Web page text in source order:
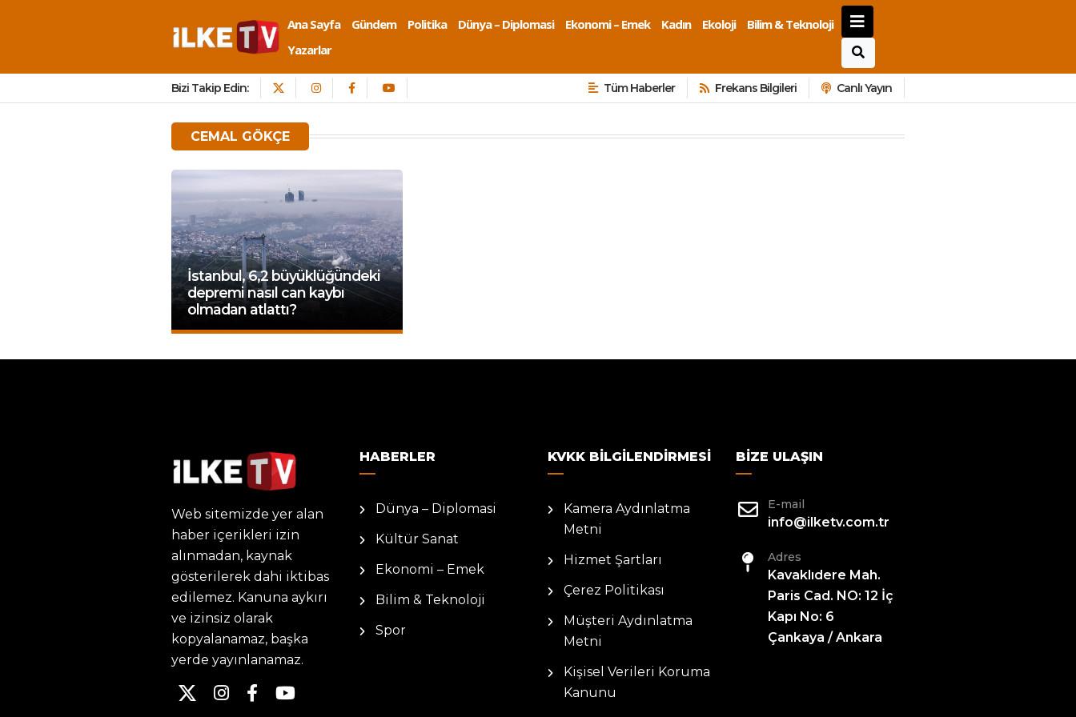
Ana Sayfa Gündem Politika Dünya – Diplomasi Ekonomi – Emek Kadın Ekoloji
Bilim & Teknoloji
Yazarlar
Bizi Takip Edin: Tüm Haberler Frekans Bilgileri Canlı Yayın
CEMAL GÖKÇE
İstanbul, 6,2 büyüklüğündeki
depremi nasıl can kaybı
olmadan atlattı?
Web sitemizde yer alan
haber içerikleri izin
alınmadan, kaynak
gösterilerek dahi iktibas
edilemez. Kanuna aykırı
ve izinsiz olarak
kopyalanamaz, başka
yerde yayınlanamaz.
HABERLER
Dünya – Diplomasi
Kültür Sanat
Ekonomi – Emek
Bilim & Teknoloji
Spor
KVKK BILGILENDIRMESI
Kamera Aydınlatma
Metni
Hizmet Şartları
Çerez Politikası
Müşteri Aydınlatma
Metni
Kişisel Verileri Koruma
Kanunu
BIZE ULAŞIN
E-mail
info@ilketv.com.tr
Adres
Kavaklıdere Mah.
Paris Cad. NO: 12 İç
Kapı No: 6
Çankaya / Ankara